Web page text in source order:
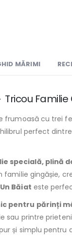
MĂRIMI
Tricou
frumoasă cu trei
perfect
specială, plină
familie gingășie,
Băiat este
pentru părinți
sau printre
și simplu pentru